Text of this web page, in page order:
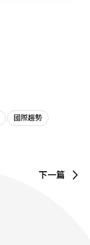
國際趨勢
下一篇